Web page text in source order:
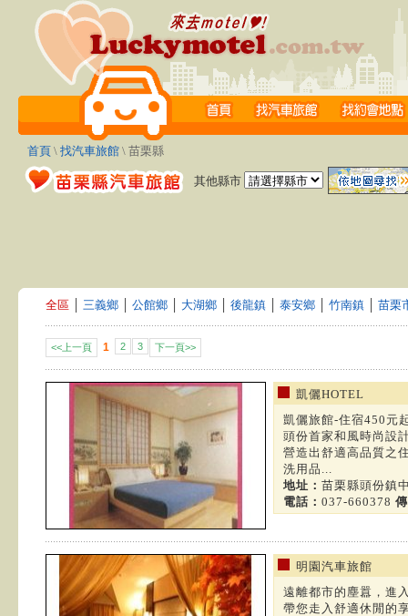
首頁 \ 找汽車旅館 \ 苗栗縣
其他縣市
全區 三義鄉 公館鄉 大湖鄉 後龍鎮 泰安鄉 竹南鎮 苗栗
<<上一頁 1 2 3 下一頁>>
凱儷HOTEL
凱儷旅館-住宿450元
頭份首家和風時尚設
營造出舒適高品質之
洗用品...
地址： 苗栗縣頭份鎮
電話： 037-660378
明園汽車旅館
遠離都市的塵囂，進
帶您走入舒適休閒的